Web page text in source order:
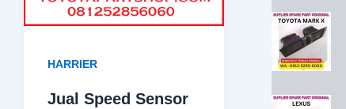
HARRIER
Jual Speed Sensor